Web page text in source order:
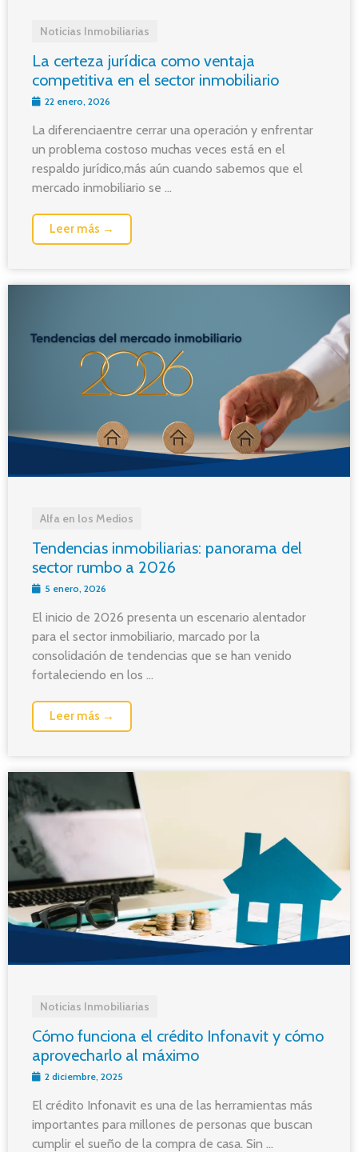
Noticias Inmobiliarias
La certeza jurídica como ventaja
competitiva en el sector inmobiliario
22 enero, 2026
La diferenciaentre cerrar una operación y enfrentar
un problema costoso muchas veces está en el
respaldo jurídico,más aún cuando sabemos que el
mercado inmobiliario se ...
Leer más →
Alfa en los Medios
Tendencias inmobiliarias: panorama del
sector rumbo a 2026
5 enero, 2026
El inicio de 2026 presenta un escenario alentador
para el sector inmobiliario, marcado por la
consolidación de tendencias que se han venido
fortaleciendo en los ...
Leer más →
Noticias Inmobiliarias
Cómo funciona el crédito Infonavit y cómo
aprovecharlo al máximo
2 diciembre, 2025
El crédito Infonavit es una de las herramientas más
importantes para millones de personas que buscan
cumplir el sueño de la compra de casa. Sin ...